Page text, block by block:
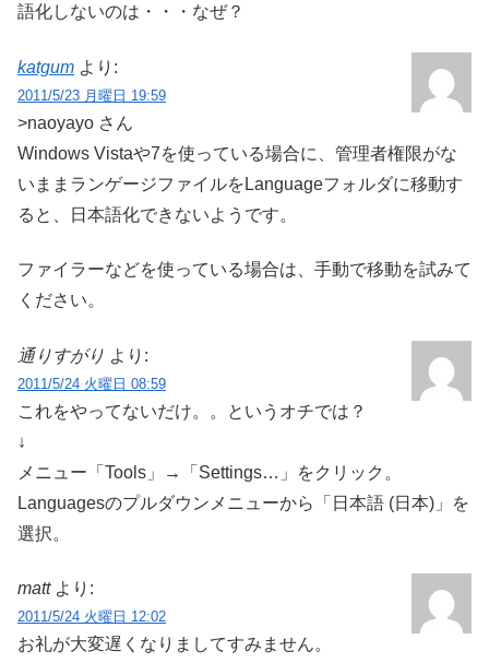
語化しないのは・・・なぜ？
katgum より:
2011/5/23 月曜日 19:59
>naoyayo さん
Windows Vistaや7を使っている場合に、管理者権限がな
いままランゲージファイルをLanguageフォルダに移動す
ると、日本語化できないようです。
ファイラーなどを使っている場合は、手動で移動を試みて
ください。
通りすがり より:
2011/5/24 火曜日 08:59
これをやってないだけ。。というオチでは？
↓
メニュー「Tools」→「Settings…」をクリック。
Languagesのプルダウンメニューから「日本語 (日本)」を
選択。
matt より:
2011/5/24 火曜日 12:02
お礼が大変遅くなりましてすみません。